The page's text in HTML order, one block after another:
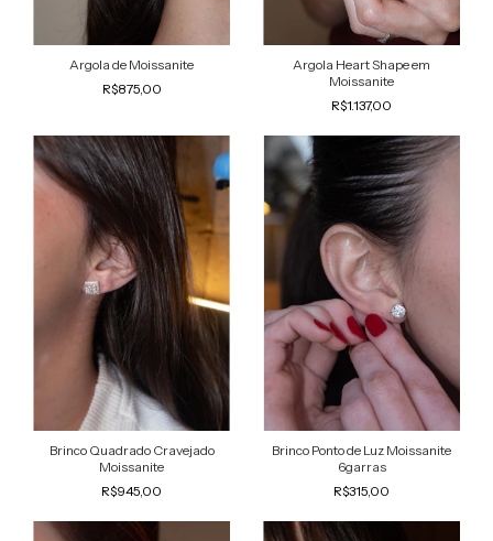
Argola de Moissanite
R$875,00
Argola Heart Shape em
Moissanite
R$1.137,00
Brinco Quadrado Cravejado
Moissanite
R$945,00
Brinco Ponto de Luz Moissanite
6garras
R$315,00